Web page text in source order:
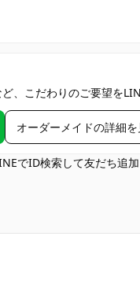
、こだわりのご要望を
オーダーメイドの詳細を
でID検索して友だち追加